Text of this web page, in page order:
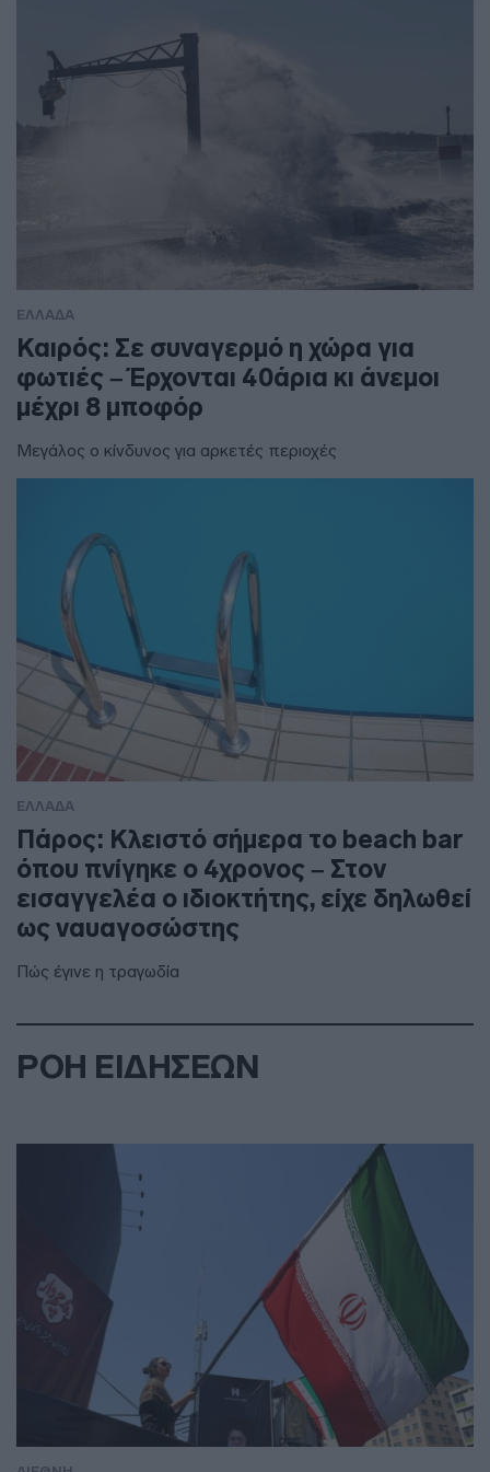
ΕΛΛΑΔΑ
Καιρός: Σε συναγερμό η χώρα για
φωτιές – Έρχονται 40άρια κι άνεμοι
μέχρι 8 μποφόρ
Μεγάλος ο κίνδυνος για αρκετές περιοχές
ΕΛΛΑΔΑ
Πάρος: Κλειστό σήμερα το beach bar
όπου πνίγηκε ο 4χρονος – Στον
εισαγγελέα ο ιδιοκτήτης, είχε δηλωθεί
ως ναυαγοσώστης
Πώς έγινε η τραγωδία
ΡΟΗ ΕΙΔΗΣΕΩΝ